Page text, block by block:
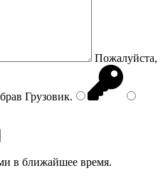
Пожалуйста,
Грузовик.
в ближайшее время.